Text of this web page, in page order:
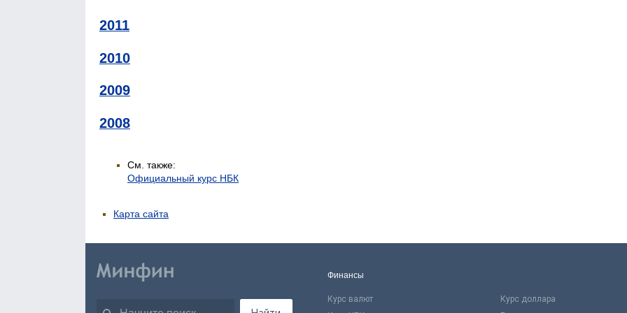
2011
2010
2009
2008
См. также:
Официальный курс НБК
Карта сайта
Финансы
Курс валют Курс доллара